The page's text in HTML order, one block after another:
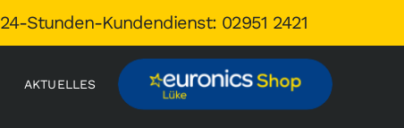
24-Stunden-Kundendienst: 02951 2421
AKTUELLES